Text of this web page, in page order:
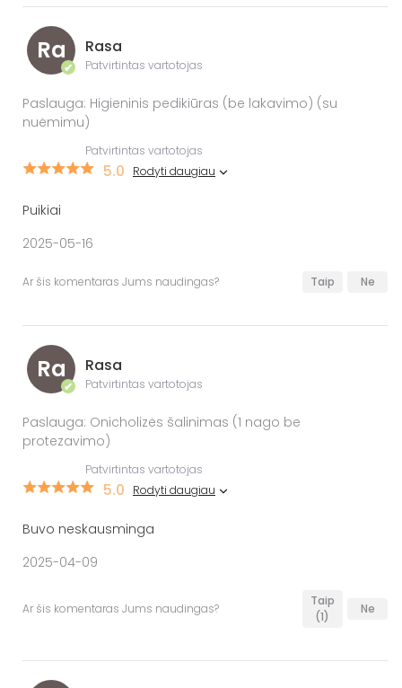
Ra
✔
Rasa
Patvirtintas vartotojas
Paslauga: Higieninis pedikiūras (be lakavimo) (su
nuėmimu)
Patvirtintas vartotojas
5.0 Rodyti daugiau
Puikiai
2025-05-16
Ar šis komentaras Jums naudingas? Taip Ne
Ra
✔
Rasa
Patvirtintas vartotojas
Paslauga: Onicholizės šalinimas (1 nago be
protezavimo)
Patvirtintas vartotojas
5.0 Rodyti daugiau
Buvo neskausminga
2025-04-09
Ar šis komentaras Jums naudingas?
Taip
(1)
Ne